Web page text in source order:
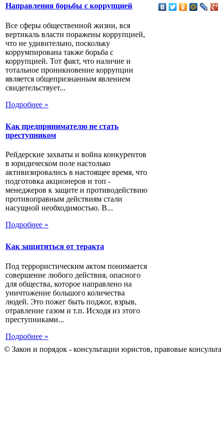
Направления борьбы с коррупцией
Все сферы общественной жизни, вся
вертикаль власти поражены коррупцией,
что не удивительно, поскольку
коррумпирована также борьба с
коррупцией. Тот факт, что наличие и
тотальное проникновение коррупции
является общепризнанным явлением
свидетельствует...
Подробнее »
Как предпринимателю не стать
преступником
Рейдерские захваты и война конкурентов
в юридическом поле настолько
активизировались в настоящее время, что
подготовка акционеров и топ -
менеджеров к защите и противодействию
противоправным действиям стали
насущной необходимостью. В...
Подробнее »
Как защититься от теракта
Под террористическим актом понимается
совершение любого действия, опасного
для общества, которое направлено на
уничтожение большого количества
людей. Это пожег быть поджог, взрыв,
отравление газом и т.п. Исходя из этого
преступниками...
Подробнее »
© Закон и порядок - консультации юристов, правовые